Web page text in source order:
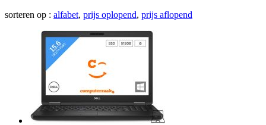
sorteren op : alfabet, prijs oplopend, prijs aflopend